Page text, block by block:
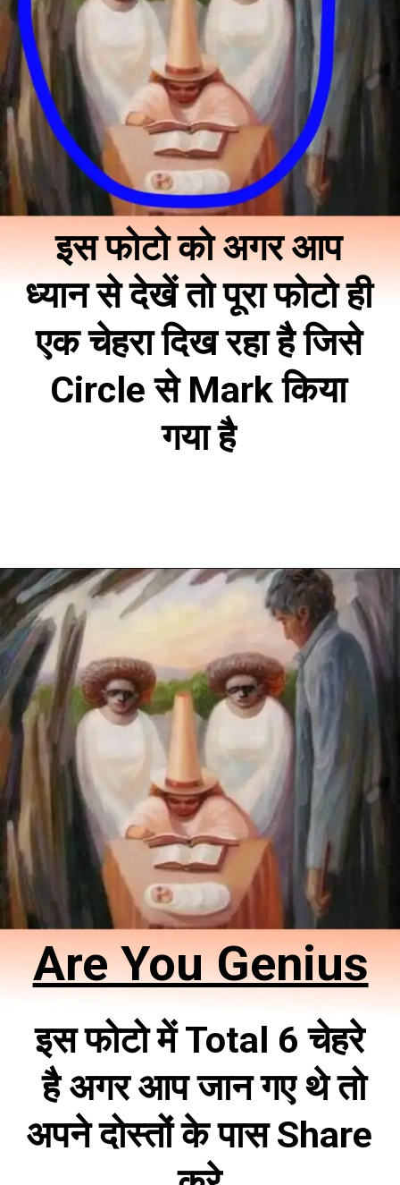
इस फोटो को अगर आप
ध्यान से देखें तो पूरा फोटो ही
एक चेहरा दिख रहा है जिसे
Circle से Mark किया
गया है
इस फोटो में Total 6 चेहरे
है अगर आप जान गए थे तो
अपने दोस्तों के पास Share
Are You Genius